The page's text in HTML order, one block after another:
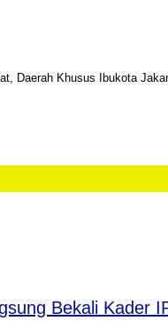
Daerah Khusus Ibukota
Bekali Kader